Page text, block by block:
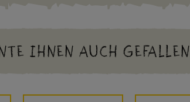
IHNEN AUCH GEFALLEN